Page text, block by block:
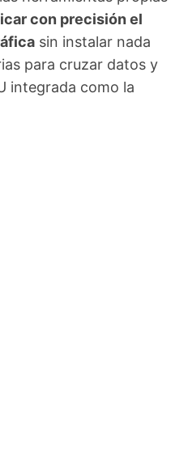
con precisión el
sin instalar nada
para cruzar datos y
integrada como la